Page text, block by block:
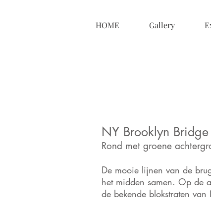
NY Brooklyn Bridge
Rond met groene
De mooie lijnen van de
het midden samen. Op de
de bekende blokstraten van
HOME Gallery